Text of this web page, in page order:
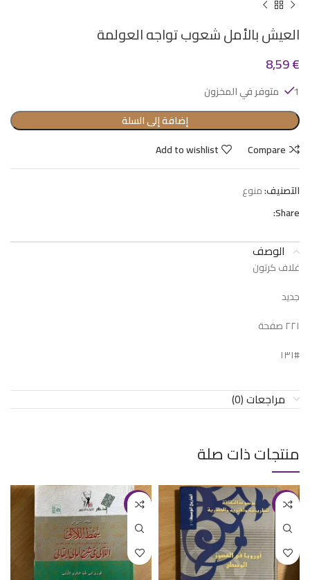
العيش بالأمل شعوب تواجه العولمة
8,59€
1 متوفر في المخزون
إضافة إلى السلة
Compare
Add to wishlist
التصنيف:منوع
Share:
الوصف
غلاف كرتون
جديد
٢٢١ صفحة
#١٣١
مراجعات (0)
منتجات ذات صلة
-17%
-24%